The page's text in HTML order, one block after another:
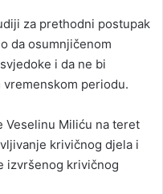
za prethodni postupak
da osumnjičenom
i da ne bi
periodu.
Veselinu Miliću na teret
krivičnog djela i
izvršenog krivičnog